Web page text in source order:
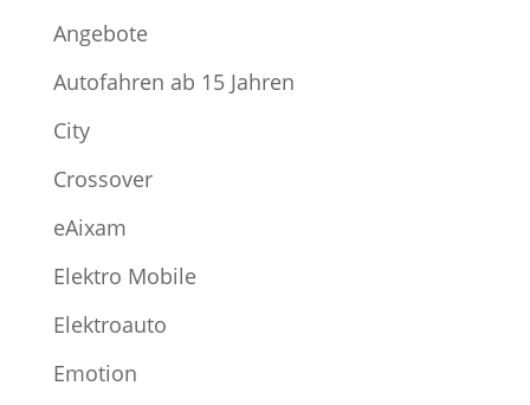
Angebote
Autofahren ab 15 Jahren
City
Crossover
eAixam
Elektro Mobile
Elektroauto
Emotion